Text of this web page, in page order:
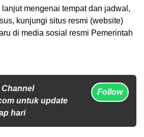
mengenai tempat dan jadwal,
kunjungi situs resmi (website)
di media sosial resmi Pemerintah
untuk update
hari
Follow